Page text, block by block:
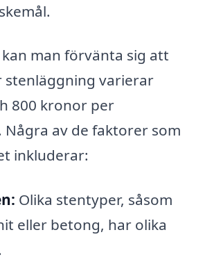
man förvänta sig att
stenläggning varierar
800 kronor per
av de faktorer som
inkluderar:
Olika stentyper, såsom
eller betong, har olika